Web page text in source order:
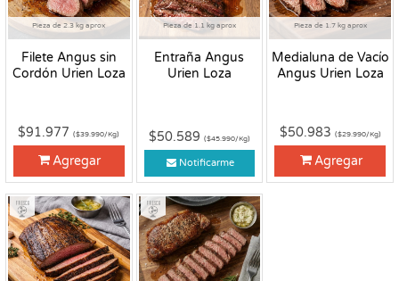
Pieza de 2.3 kg aprox
Filete Angus sin
Cordón Urien Loza
$91.977($39.990/Kg)
Agregar
Pieza de 1.1 kg aprox
Entraña Angus
Urien Loza
$50.589 ($45.990/Kg)
Notificarme
Pieza de 1.7 kg aprox
Medialuna de Vacío
Angus Urien Loza
$50.983 ($29.990/Kg)
Agregar
Fresco Fresco